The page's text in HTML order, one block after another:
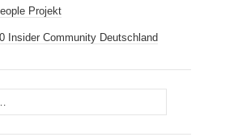
Projekt
Insider Community Deutschland